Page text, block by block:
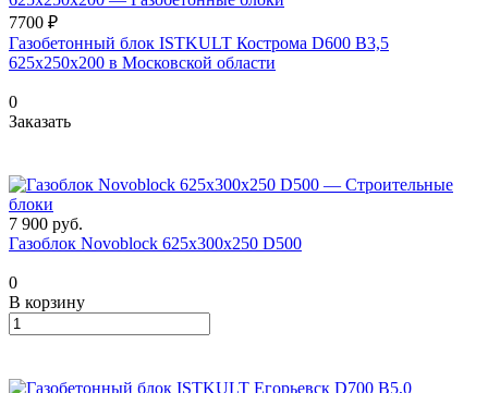
7700 ₽
Газобетонный блок ISTKULT Кострома D600 B3,5
625x250x200 в Московской области
0
Заказать
7 900 руб.
Газоблок Novoblock 625х300х250 D500
0
В корзину